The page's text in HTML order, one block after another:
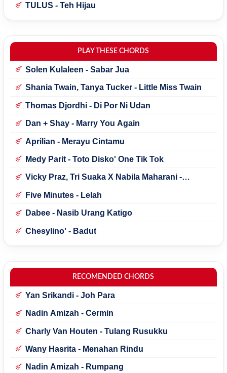
TULUS - Teh Hijau
PLAY THESE CHORDS
Solen Kulaleen - Sabar Jua
Shania Twain, Tanya Tucker - Little Miss Twain
Thomas Djordhi - Di Por Ni Udan
Dan + Shay - Marry You Again
Aprilian - Merayu Cintamu
Medy Parit - Toto Disko' One Tik Tok
Vicky Praz, Tri Suaka X Nabila Maharani -
Five Minutes - Lelah
Dabee - Nasib Urang Katigo
Chesylino' - Badut
RECOMENDED CHORDS
Yan Srikandi - Joh Para
Nadin Amizah - Cermin
Charly Van Houten - Tulang Rusukku
Wany Hasrita - Menahan Rindu
Nadin Amizah - Rumpang